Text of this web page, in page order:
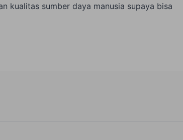
kualitas sumber daya manusia supaya bisa